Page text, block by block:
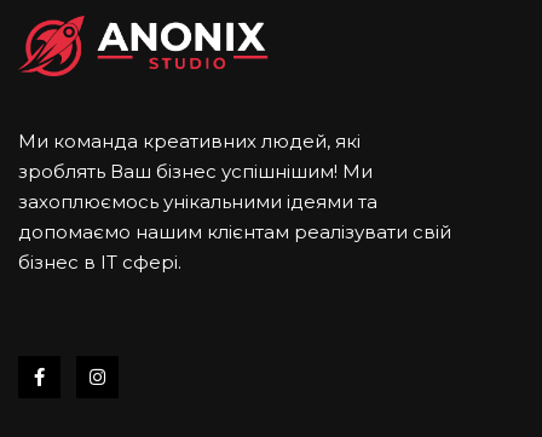
Ми команда креативних людей, які
зроблять Ваш бізнес успішнішим! Ми
захоплюємось унікальними ідеями та
допомаємо нашим клієнтам реалізувати свій
бізнес в IT cфері.